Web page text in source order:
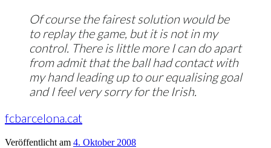
Of course the fairest solution would be
to replay the game, but it is not in my
control. There is little more I can do apart
from admit that the ball had contact with
my hand leading up to our equalising goal
and I feel very sorry for the Irish.
fcbarcelona.cat
Veröffentlicht am 4. Oktober 2008